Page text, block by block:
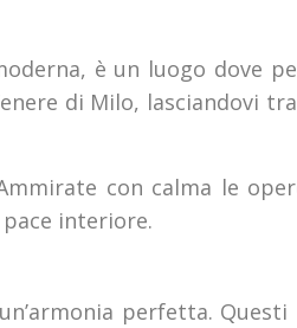
è un luogo dove
di Milo, lasciandovi
con calma le
interiore.
perfetta. Questi